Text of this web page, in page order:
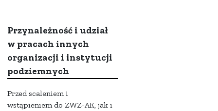
Przynależność i udział
w pracach innych
organizacji i instytucji
podziemnych
Przed scaleniem i
wstąpieniem do ZWZ-AK, jak i